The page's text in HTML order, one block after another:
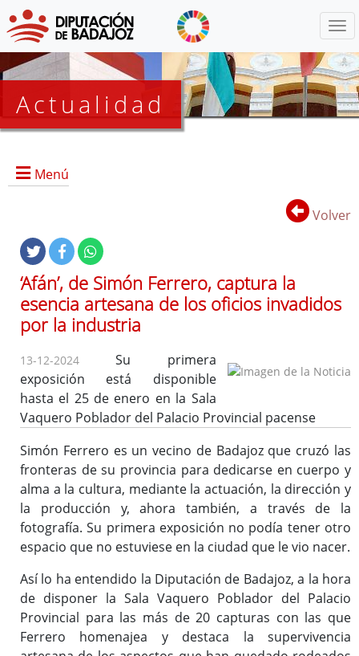
Actualidad
Menú
Noticias
Lista
de
distribución
Volver
‘Afán’, de Simón Ferrero, captura la
esencia artesana de los oficios invadidos
por la industria
13-12-2024 Su primera
exposición está disponible
hasta el 25 de enero en la Sala
Vaquero Poblador del Palacio Provincial pacense
Simón Ferrero es un vecino de Badajoz que cruzó las
fronteras de su provincia para dedicarse en cuerpo y
alma a la cultura, mediante la actuación, la dirección y
la producción y, ahora también, a través de la
fotografía. Su primera exposición no podía tener otro
espacio que no estuviese en la ciudad que le vio nacer.
Así lo ha entendido la Diputación de Badajoz, a la hora
de disponer la Sala Vaquero Poblador del Palacio
Provincial para las más de 20 capturas con las que
Ferrero homenajea y destaca la supervivencia